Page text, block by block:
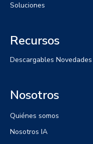
Soluciones
Recursos
Descargables Novedades
Nosotros
Quiénes somos
Nosotros IA